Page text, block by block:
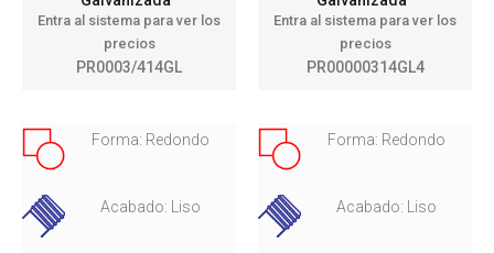
Entra al sistema para ver los
precios
PR0003/414GL
Entra al sistema para ver los
precios
PR00000314GL4
Forma: Redondo
Acabado: Liso
Forma: Redondo
Acabado: Liso